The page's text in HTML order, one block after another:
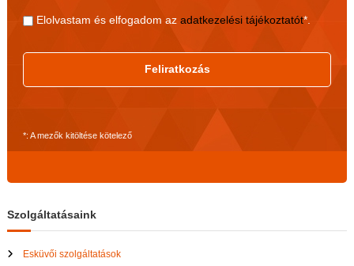
Elolvastam és elfogadom az adatkezelési tájékoztatót*.
Feliratkozás
*: A mezők kitöltése kötelező
Szolgáltatásaink
Esküvői szolgáltatások